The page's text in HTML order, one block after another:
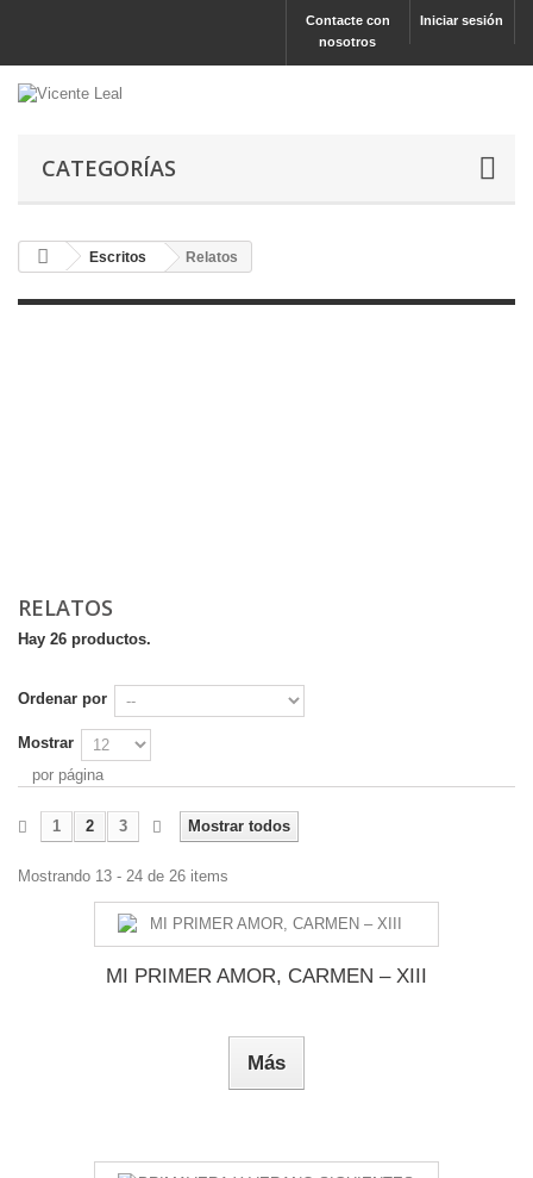
Iniciar sesión
Contacte con
nosotros
CATEGORÍAS
Escritos Relatos
RELATOS
Hay 26 productos.
Ordenar por
Mostrar
por página
Mostrar todos
1 2 3
Mostrando 13 - 24 de 26 items
MI PRIMER AMOR, CARMEN – XIII
Más